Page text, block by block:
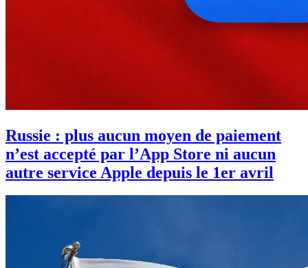
Russie : plus aucun moyen de paiement
n’est accepté par l’App Store ni aucun
autre service Apple depuis le 1er avril